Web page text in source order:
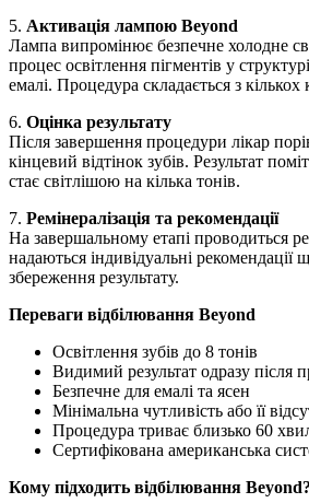
5. Активація лампою Beyond
Лампа випромінює безпечне холодне
процес освітлення пігментів у
емалі. Процедура складається з кількох
6. Оцінка результату
Після завершення процедури лікар
кінцевий відтінок зубів. Результат
стає світлішою на кілька тонів.
7. Ремінералізація та рекомендації
На завершальному етапі проводиться
надаються індивідуальні рекомендації
збереження результату.
Переваги відбілювання Beyond
Освітлення зубів до 8 тонів
Видимий результат одразу після
Безпечне для емалі та ясен
Мінімальна чутливість або її
Процедура триває близько 60
Сертифікована американська
Кому підходить відбілювання Beyond?